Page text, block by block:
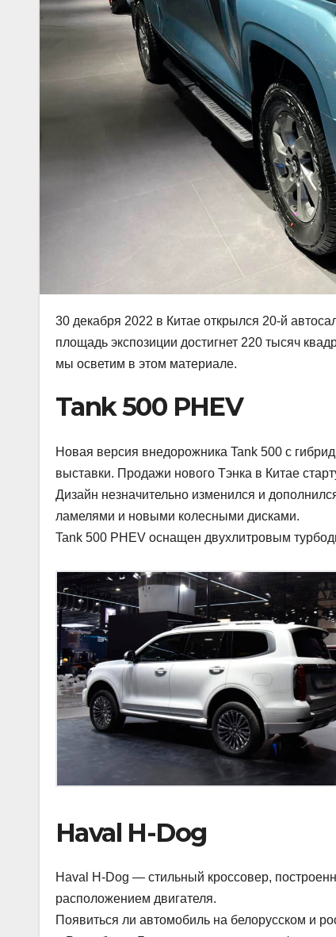
30 декабря 2022 в Китае открылся 20-й
площадь экспозиции достигнет 220 тысяч
мы осветим в этом материале.
Tank 500 PHEV
Новая версия внедорожника Tank 500 c
выставки. Продажи нового Тэнка в Китае
Дизайн незначительно изменился и
ламелями и новыми колесными дисками.
Tank 500 PHEV оснащен двухлитровым
Haval H-Dog
Haval H-Dog — стильный кроссовер,
расположением двигателя.
Появиться ли автомобиль на белорусском и